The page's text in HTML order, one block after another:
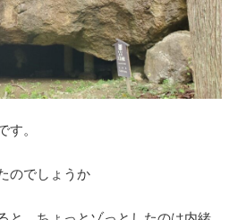
す。
のでしょうか